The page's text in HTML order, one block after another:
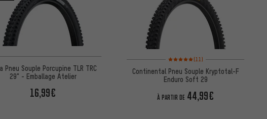
Pneu Souple Porcupine TLR TRC
29" - Emballage Atelier
16,99€
Note moyenne : 5 sur 5 d'après 11 avis
(11)
Continental Pneu Souple Kryptotal-F
Enduro Soft 29
À PARTIR DE 44,99€